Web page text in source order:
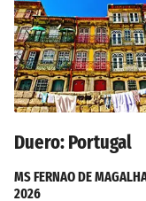
Duero: Portugal
MS FERNAO DE
2026